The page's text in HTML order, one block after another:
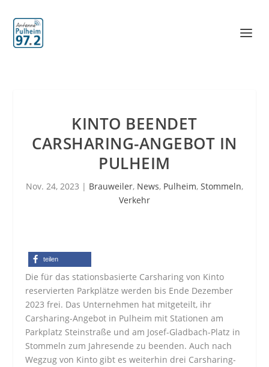
KINTO BEENDET
CARSHARING-ANGEBOT IN
PULHEIM
Nov. 24, 2023 | Brauweiler, News, Pulheim, Stommeln,
Verkehr
teilen
Die für das stationsbasierte Carsharing von Kinto
reservierten Parkplätze werden bis Ende Dezember
2023 frei. Das Unternehmen hat mitgeteilt, ihr
Carsharing-Angebot in Pulheim mit Stationen am
Parkplatz Steinstraße und am Josef-Gladbach-Platz in
Stommeln zum Jahresende zu beenden. Auch nach
Wegzug von Kinto gibt es weiterhin drei Carsharing-